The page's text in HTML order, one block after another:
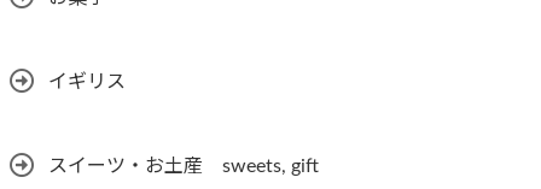
イギリス
スイーツ・お土産 sweets, gift